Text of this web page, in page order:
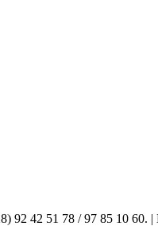
92 42 51 78 / 97 85 10